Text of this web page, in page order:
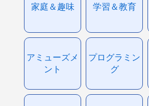
家庭＆趣味 学習＆教育
アミューズメ
ント
プログラミン
グ